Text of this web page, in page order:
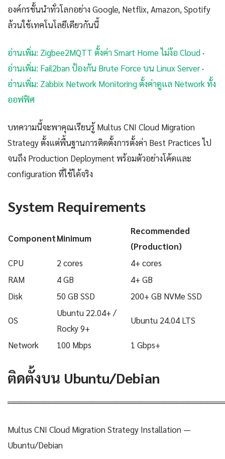
องค์กรชั้นนำทั่วโลกอย่าง Google, Netflix, Amazon, Spotify
ล้วนใช้เทคโนโลยีเดียวกันนี้
อ่านเพิ่ม: Zigbee2MQTT ตั้งค่า Smart Home ไม่ง้อ Cloud ·
อ่านเพิ่ม: Fail2ban ป้องกัน Brute Force บน Linux Server·
อ่านเพิ่ม: Zabbix Network Monitoring ตั้งค่าดูแล Network ทั้ง
ออฟฟิศ
บทความนี้จะพาคุณเรียนรู้ Multus CNI Cloud Migration
Strategy ตั้งแต่พื้นฐานการติดตั้งการตั้งค่า Best Practices ไป
จนถึง Production Deployment พร้อมตัวอย่างโค้ดและ
configuration ที่ใช้ได้จริง
System Requirements
ComponentMinimum
Recommended
(Production)
CPU
2 cores
4+ cores
RAM
4 GB
4+ GB
Disk
50 GB SSD 200+ GB NVMe SSD
OS
Ubuntu 22.04+ /
Rocky 9+
Ubuntu 24.04 LTS
Network 100 Mbps 1 Gbps+
ติดตั้งบน Ubuntu/Debian
Multus CNI Cloud Migration Strategy Installation —
Ubuntu/Debian